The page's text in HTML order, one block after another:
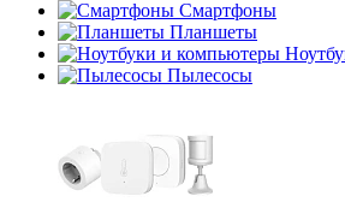
Смартфоны
Планшеты
Пылесосы